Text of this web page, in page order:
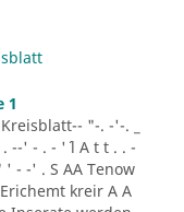
1
"-. -'-. _
--' - . - '´ l A t t . . -
- -' . S AA Tenow
kreir A A